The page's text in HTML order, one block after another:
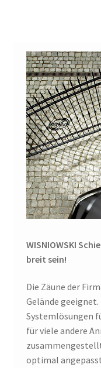
WISNIOWSKI
breit sein!
Die Zäune der
Gelände
Systemlösungen
für viele andere
optimal